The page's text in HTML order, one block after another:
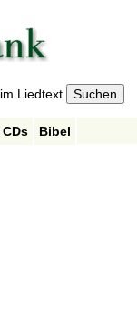
im Liedtext
CDs
Bibel